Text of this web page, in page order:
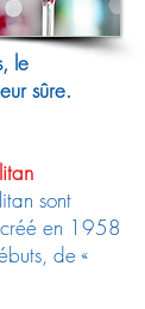
le
sûre.
sont
en 1958
de «